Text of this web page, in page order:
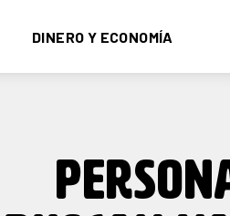
DINERO Y ECONOMÍA